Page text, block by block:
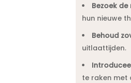
Bezoek
hun nieuwe
Behoud
uitlaattijden.​
te raken met